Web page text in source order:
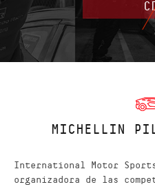
MICHELLIN
International Motor
organizadora de las